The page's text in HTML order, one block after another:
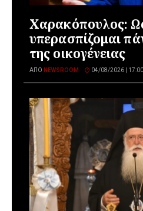
Χαρακόπουλος:
υπερασπίζομαι
της οικογένειας
ΑΠΌ NEWSROOM 04/08/2026 | 17:00